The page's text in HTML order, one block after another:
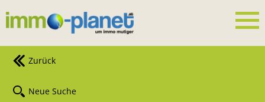
Zurück
Neue Suche